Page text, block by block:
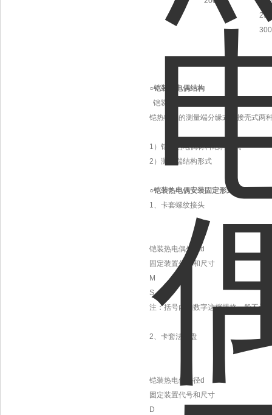
○铠装热电偶结构
铠装热电偶和铠装热电阻材料是由
铠热电偶的测量端分缘式和接壳式两
1）铠装热电偶材料结构形式
2）测量端结构形式
○铠装热电偶安装固定形式
1、卡套螺纹接头
铠装热电偶外径d
固定装置代号和尺寸
M
S
注：括号内的数字这档规格一般不予
2、卡套法兰盘
铠装热电偶外径d
固定装置代号和尺寸
D